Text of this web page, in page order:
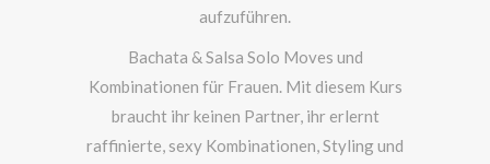
aufzuführen.
Bachata & Salsa Solo Moves und
Kombinationen für Frauen. Mit diesem Kurs
braucht ihr keinen Partner, ihr erlernt
raffinierte, sexy Kombinationen, Styling und